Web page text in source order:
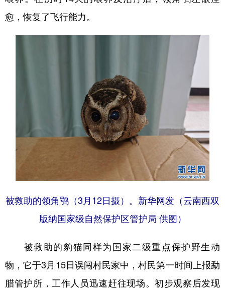
愈，恢复了飞行能力。
被救助的领角鸮（3月12日摄）。新华网发（云南西双
版纳国家级自然保护区管护局 供图）
被救助的豹猫同样为国家二级重点保护野生动
物，它于3月15日误闯村民家中，村民第一时间上报勐
腊管护所，工作人员迅速赶往现场。初步观察后发现